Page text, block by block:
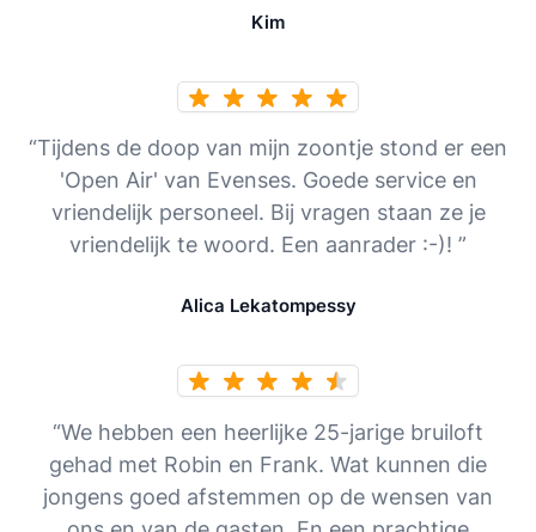
Kim
“Tijdens de doop van mijn zoontje stond er een
'Open Air' van Evenses. Goede service en
vriendelijk personeel. Bij vragen staan ze je
vriendelijk te woord. Een aanrader :-)! ”
Alica Lekatompessy
“We hebben een heerlijke 25-jarige bruiloft
gehad met Robin en Frank. Wat kunnen die
jongens goed afstemmen op de wensen van